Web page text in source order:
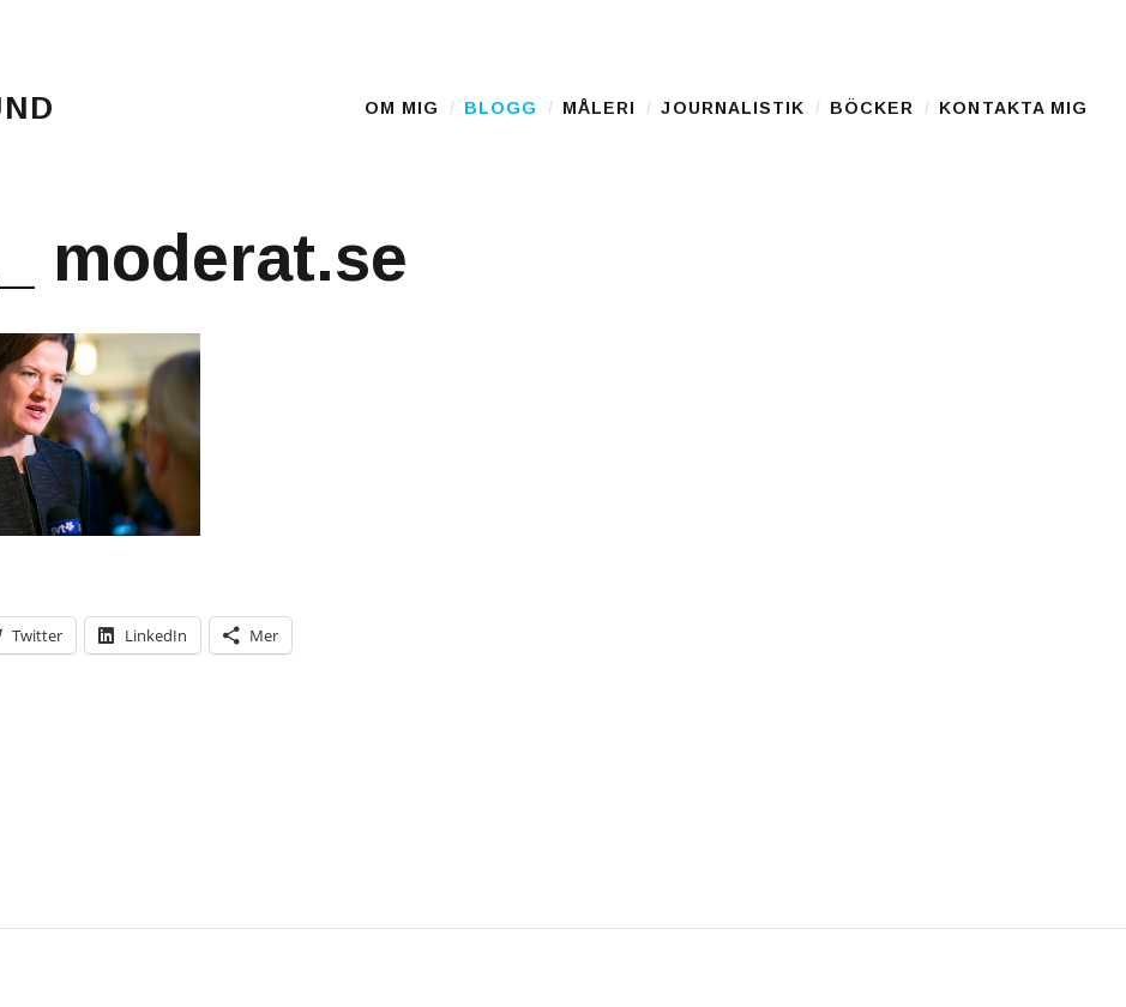
Main Menu
OM MIG BLOGG MÅLERI JOURNALISTIK BÖCKER KONTAKTA MIG
moderat.se
Twitter LinkedIn Mer